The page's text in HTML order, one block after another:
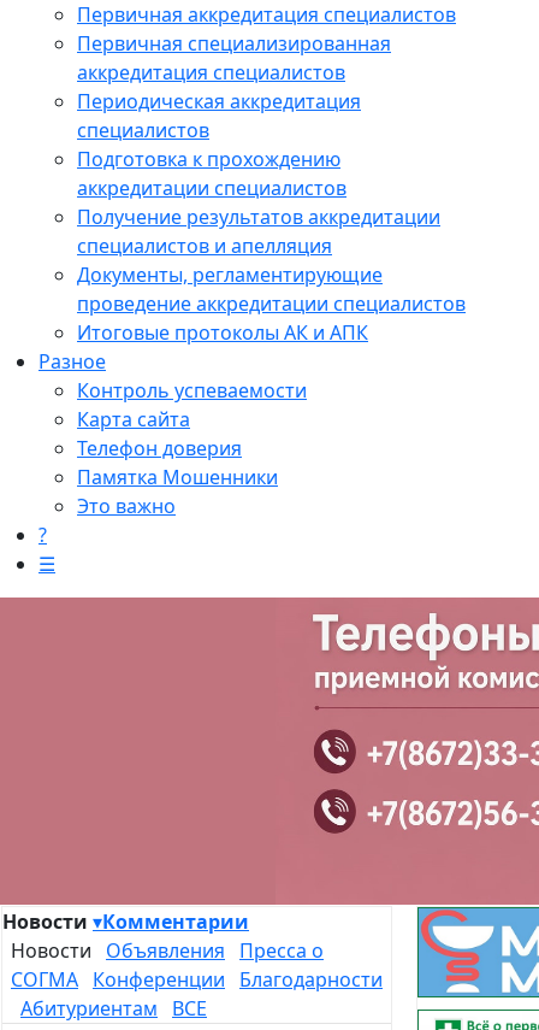
Первичная аккредитация специалистов
Первичная специализированная
аккредитация специалистов
Периодическая аккредитация
специалистов
Подготовка к прохождению
аккредитации специалистов
Получение результатов аккредитации
специалистов и апелляция
Документы, регламентирующие
проведение аккредитации специалистов
Итоговые протоколы АК и АПК
Разное
Контроль успеваемости
Карта сайта
Телефон доверия
Памятка Мошенники
Это важно
?
☰
Новости ▾Комментарии
Новости Объявления
Пресса о
СОГМА Конференции
Благодарности
Абитуриентам
ВСЕ